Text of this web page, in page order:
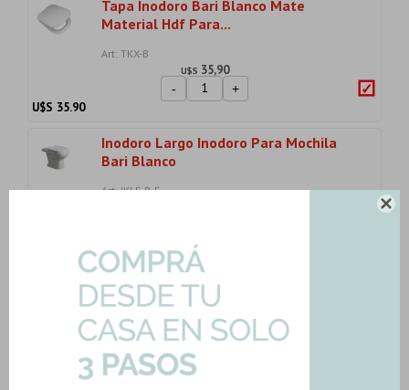

Tapa Inodoro Bari Blanco Mate
Material Hdf Para...
Art: TKX-B
U$S 35,90
- +
U$S 35.90
Inodoro Largo Inodoro Para Mochila
Bari Blanco
Art: IKLF-B-E
Bacha Lavatorio De Apoyar Aqualia
81.5X41.5X14 ...
Art: A491A-BACHA
U$S 204,47
-
204.47